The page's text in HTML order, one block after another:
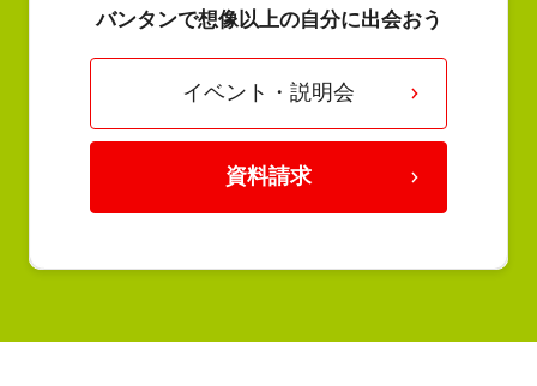
バンタンで想像以上の自分に出会おう
イベント・説明会
資料請求